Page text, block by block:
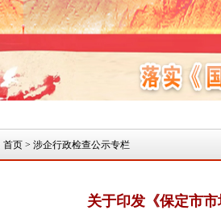
首页 > 涉企行政检查公示专栏
关于印发《保定市